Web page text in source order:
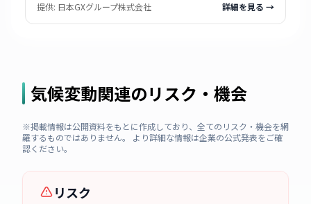
提供: 日本GXグループ株式会社 詳細を見る →
気候変動関連のリスク・機会
※掲載情報は公開資料をもとに作成しており、全てのリスク・機会を網
羅するものではありません。 より詳細な情報は企業の公式発表をご確
認ください。
リスク